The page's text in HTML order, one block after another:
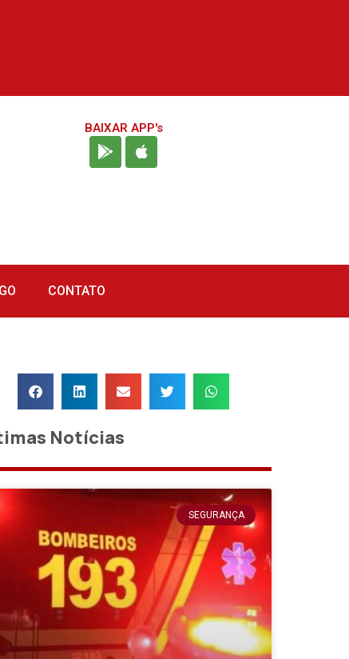
BAIXAR APP's
CONTATO
Notícias
SEGURANÇA